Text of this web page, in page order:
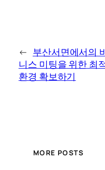
← 부산서면에서의
니스 미팅을 위한 최
환경 확보하기
MORE POSTS